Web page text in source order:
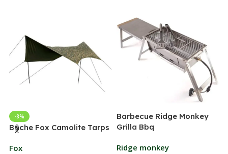
-8%
Bâche Fox Camolite Tarps
Fox
Barbecue Ridge Monkey
Grilla Bbq
Ridge monkey